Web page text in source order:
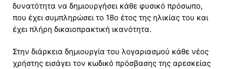
δυνατότητα να δημιουργήσει κάθε φυσικό πρόσωπο,
που έχει συμπληρώσει το 18ο έτος της ηλικίας του και
έχει πλήρη δικαιοπρακτική ικανότητα.
Στην διάρκεια δημιουργία του λογαριασμού κάθε νέος
χρήστης εισάγει τον κωδικό πρόσβασης της αρεσκείας